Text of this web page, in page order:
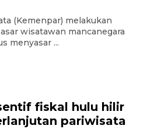
(Kemenpar) melakukan
wisatawan mancanegara
menyasar ...
fiskal hulu hilir
pariwisata